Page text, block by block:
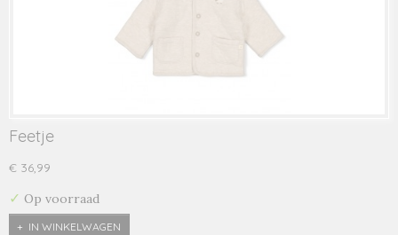
Feetje
€ 36,99
✓ Op voorraad
IN WINKELWAGEN